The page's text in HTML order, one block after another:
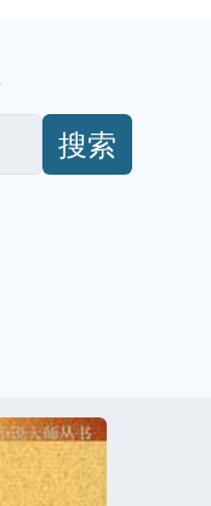
搜索